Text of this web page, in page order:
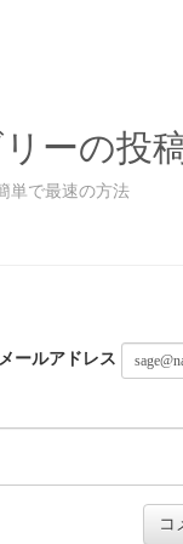
ーの投
単で最速の方法
メールアドレス